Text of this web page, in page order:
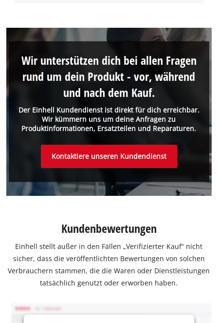
Der Einhell Kundendienst ist direkt für dich erreichbar.
Wir kümmern uns um deine Anfragen zu
Produktinformationen, Ersatzteilen und Reparaturen.
Wir unterstützen dich bei allen Fragen
rund um dein Produkt - vor, während
und nach dem Kauf.
Kontaktiere unseren Kundendienst
Kundenbewertungen
Einhell stellt außer in den Fällen „Verifizierter Kauf“ nicht
sicher, dass die veröffentlichten Bewertungen von solchen
Verbrauchern stammen, die die Waren oder Dienstleistungen
tatsächlich genutzt oder erworben haben.